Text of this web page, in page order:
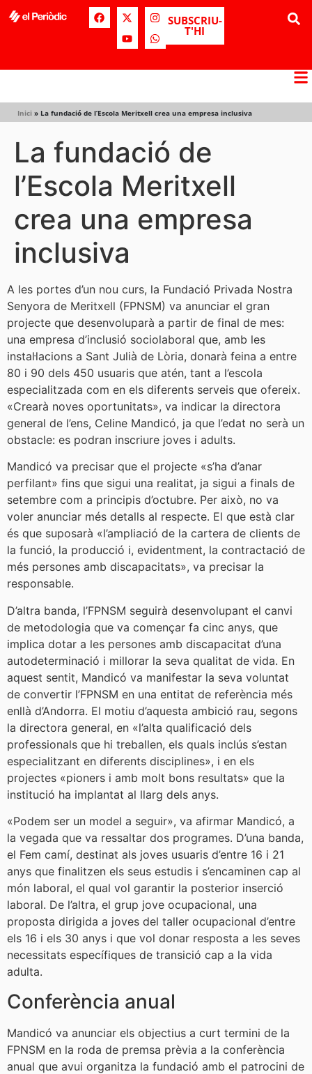
SUBSCRIU-
T'HI
Inici » La fundació de l’Escola Meritxell crea una empresa inclusiva
La fundació de
l’Escola Meritxell
crea una empresa
inclusiva
A les portes d’un nou curs, la Fundació Privada Nostra
Senyora de Meritxell (FPNSM) va anunciar el gran
projecte que desenvoluparà a partir de final de mes:
una empresa d’inclusió sociolaboral que, amb les
instal·lacions a Sant Julià de Lòria, donarà feina a entre
80 i 90 dels 450 usuaris que atén, tant a l’escola
especialitzada com en els diferents serveis que ofereix.
«Crearà noves oportunitats», va indicar la directora
general de l’ens, Celine Mandicó, ja que l’edat no serà un
obstacle: es podran inscriure joves i adults.
Mandicó va precisar que el projecte «s’ha d’anar
perfilant» fins que sigui una realitat, ja sigui a finals de
setembre com a principis d’octubre. Per això, no va
voler anunciar més detalls al respecte. El que està clar
és que suposarà «l’ampliació de la cartera de clients de
la funció, la producció i, evidentment, la contractació de
més persones amb discapacitats», va precisar la
responsable.
D’altra banda, l’FPNSM seguirà desenvolupant el canvi
de metodologia que va començar fa cinc anys, que
implica dotar a les persones amb discapacitat d’una
autodeterminació i millorar la seva qualitat de vida. En
aquest sentit, Mandicó va manifestar la seva voluntat
de convertir l’FPNSM en una entitat de referència més
enllà d’Andorra. El motiu d’aquesta ambició rau, segons
la directora general, en «l’alta qualificació dels
professionals que hi treballen, els quals inclús s’estan
especialitzant en diferents disciplines», i en els
projectes «pioners i amb molt bons resultats» que la
institució ha implantat al llarg dels anys.
«Podem ser un model a seguir», va afirmar Mandicó, a
la vegada que va ressaltar dos programes. D’una banda,
el Fem camí, destinat als joves usuaris d’entre 16 i 21
anys que finalitzen els seus estudis i s’encaminen cap al
món laboral, el qual vol garantir la posterior inserció
laboral. De l’altra, el grup jove ocupacional, una
proposta dirigida a joves del taller ocupacional d’entre
els 16 i els 30 anys i que vol donar resposta a les seves
necessitats específiques de transició cap a la vida
adulta.
Conferència anual
Mandicó va anunciar els objectius a curt termini de la
FPNSM en la roda de premsa prèvia a la conferència
anual que avui organitza la fundació amb el patrocini de